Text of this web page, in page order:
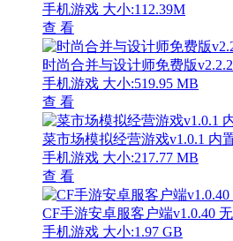
手机游戏 大小:112.39M
查 看
时尚合并与设计师免费版
手机游戏 大小:519.95 MB
查 看
菜市场模拟经营游戏v1.0.1 内
手机游戏 大小:217.77 MB
查 看
CF手游安卓服客户端v1.0.40
手机游戏 大小:1.97 GB